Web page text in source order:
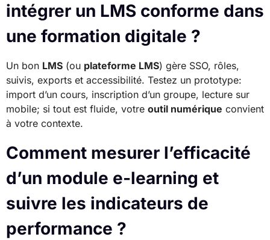
intégrer un LMS conforme dans
une formation digitale ?
Un bon LMS (ou plateforme LMS) gère SSO, rôles,
suivis, exports et accessibilité. Testez un prototype:
import d’un cours, inscription d’un groupe, lecture sur
mobile; si tout est fluide, votre outil numérique convient
à votre contexte.
Comment mesurer l’efficacité
d’un module e-learning et
suivre les indicateurs de
performance ?